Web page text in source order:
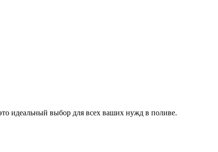
идеальный выбор для всех ваших нужд в поливе.